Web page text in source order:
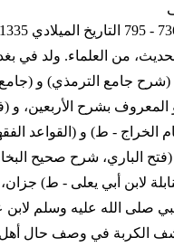
من العلماء. ولد في
جامع الترمذي) و
بشرح الأربعين، و
الخراج - ط) و (القواعد
الباري، شرح صحيح
لابن أبي يعلى - ط)
صلى الله عليه وسلم
الكربة في وصف حال